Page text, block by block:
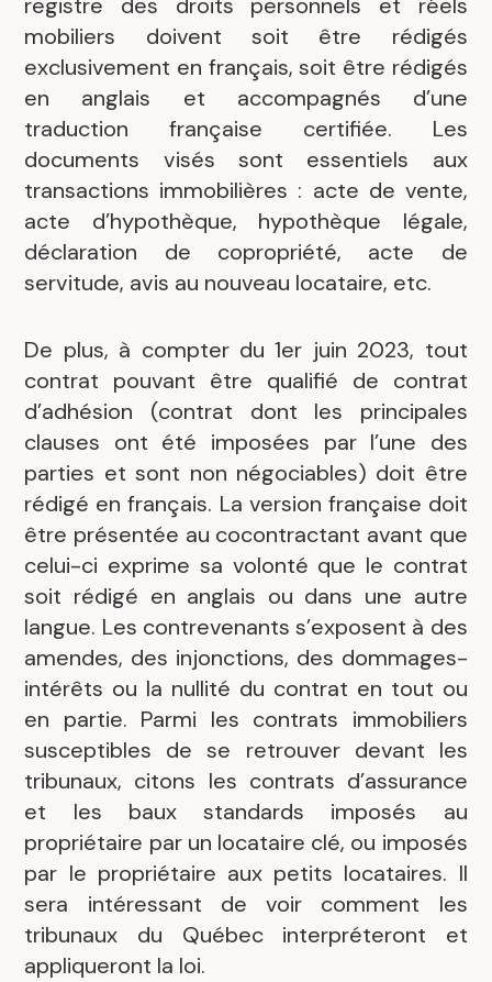
mobiliers doivent soit être rédigés
exclusivement en français, soit être rédigés
en anglais et accompagnés d’une
traduction française certifiée. Les
documents visés sont essentiels aux
transactions immobilières : acte de vente,
acte d’hypothèque, hypothèque légale,
déclaration de copropriété, acte de
servitude, avis au nouveau locataire, etc.
De plus, à compter du 1er juin 2023, tout
contrat pouvant être qualifié de contrat
d’adhésion (contrat dont les principales
clauses ont été imposées par l’une des
parties et sont non négociables) doit être
rédigé en français. La version française doit
être présentée au cocontractant avant que
celui-ci exprime sa volonté que le contrat
soit rédigé en anglais ou dans une autre
langue. Les contrevenants s’exposent à des
amendes, des injonctions, des dommages-
intérêts ou la nullité du contrat en tout ou
en partie. Parmi les contrats immobiliers
susceptibles de se retrouver devant les
tribunaux, citons les contrats d’assurance
et les baux standards imposés au
propriétaire par un locataire clé, ou imposés
par le propriétaire aux petits locataires. Il
sera intéressant de voir comment les
tribunaux du Québec interpréteront et
appliqueront la loi.
.